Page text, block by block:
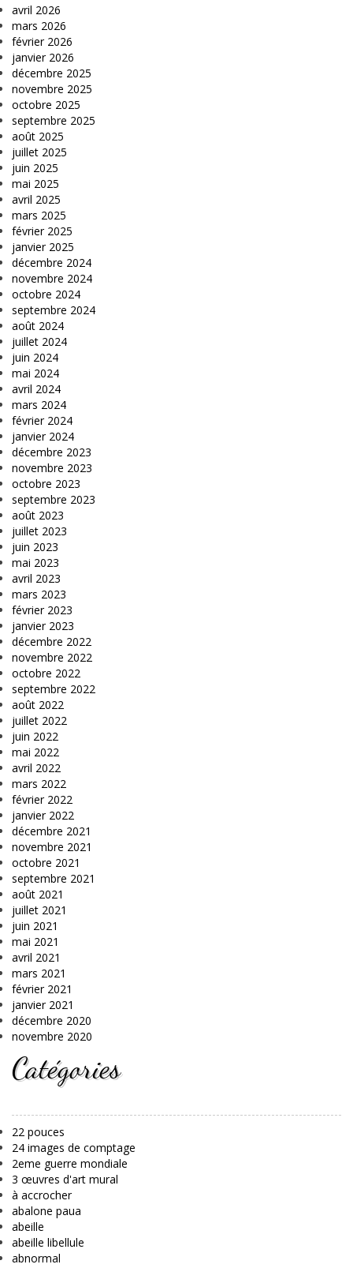
avril 2026
mars 2026
février 2026
janvier 2026
décembre 2025
novembre 2025
octobre 2025
septembre 2025
août 2025
juillet 2025
juin 2025
mai 2025
avril 2025
mars 2025
février 2025
janvier 2025
décembre 2024
novembre 2024
octobre 2024
septembre 2024
août 2024
juillet 2024
juin 2024
mai 2024
avril 2024
mars 2024
février 2024
janvier 2024
décembre 2023
novembre 2023
octobre 2023
septembre 2023
août 2023
juillet 2023
juin 2023
mai 2023
avril 2023
mars 2023
février 2023
janvier 2023
décembre 2022
novembre 2022
octobre 2022
septembre 2022
août 2022
juillet 2022
juin 2022
mai 2022
avril 2022
mars 2022
février 2022
janvier 2022
décembre 2021
novembre 2021
octobre 2021
septembre 2021
août 2021
juillet 2021
juin 2021
mai 2021
avril 2021
mars 2021
février 2021
janvier 2021
décembre 2020
novembre 2020
Catégories
22 pouces
24 images de comptage
2eme guerre mondiale
3 œuvres d'art mural
à accrocher
abalone paua
abeille
abeille libellule
abnormal